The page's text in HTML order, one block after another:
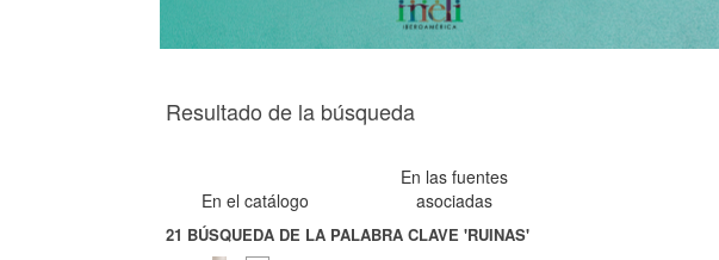
Resultado de la búsqueda
En el catálogo
En las fuentes
asociadas
21 BÚSQUEDA DE LA PALABRA CLAVE'RUINAS'